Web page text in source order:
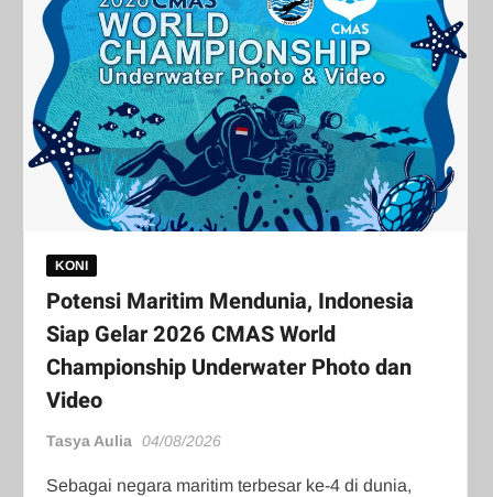
KONI
Potensi Maritim Mendunia, Indonesia
Siap Gelar 2026 CMAS World
Championship Underwater Photo dan
Video
Tasya Aulia 04/08/2026
Sebagai negara maritim terbesar ke-4 di dunia,